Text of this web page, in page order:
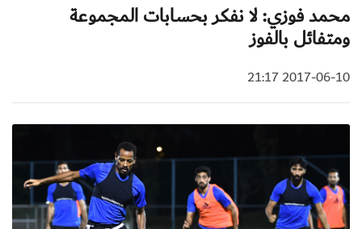
محمد فوزي: لا نفكر بحسابات المجموعة
ومتفائل بالفوز
2017-06-10 21:17